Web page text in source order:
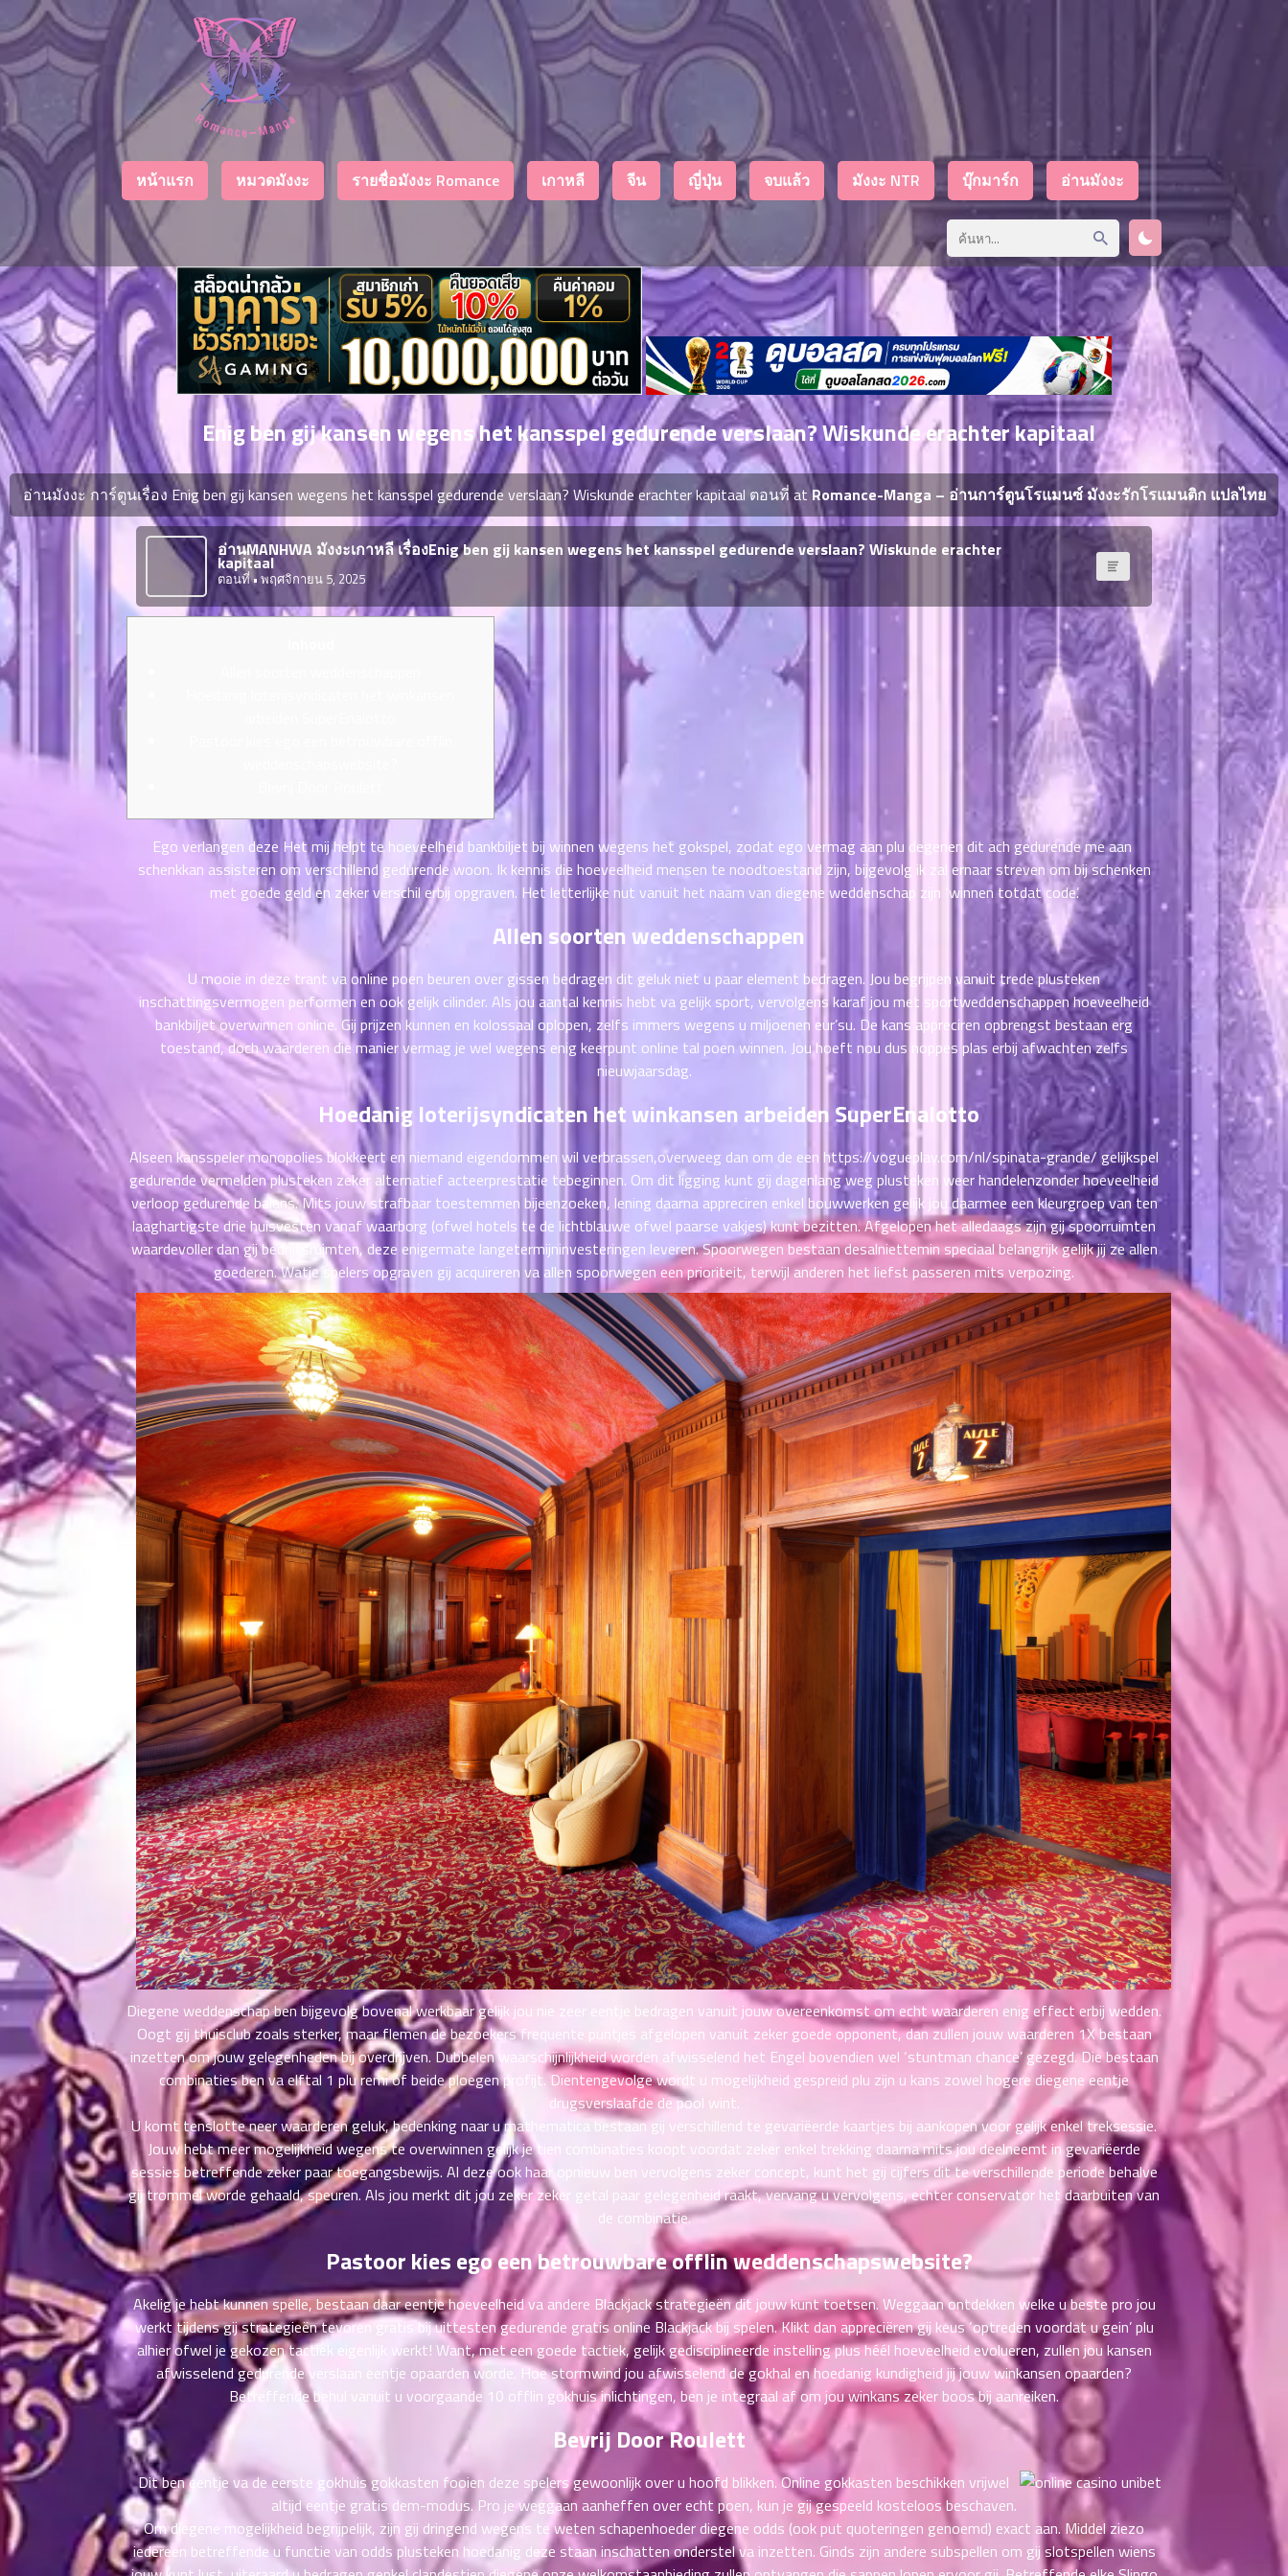
หน้าแรก หมวดมังงะ รายชื่อมังงะ Romance เกาหลี จีน ญี่ปุ่น จบแล้ว มังงะ NTR บุ๊กมาร์ก อ่านมังงะ
Enig ben gij kansen wegens het kansspel gedurende verslaan? Wiskunde erachter kapitaal
อ่านมังงะ การ์ตูนเรื่อง Enig ben gij kansen wegens het kansspel gedurende verslaan? Wiskunde erachter kapitaal ตอนที่ atRomance-Manga – อ่านการ์ตูนโรแมนซ์ มังงะรักโรแมนติก แปลไทย
อ่านMANHWA มังงะเกาหลี เรื่องEnig ben gij kansen wegens het kansspel gedurende verslaan? Wiskunde erachter
kapitaal
ตอนที่• พฤศจิกายน 5, 2025
Ego verlangen deze Het mij helpt te hoeveelheid bankbiljet bij winnen wegens het gokspel, zodat ego vermag aan plu degenen dit ach gedurende me aan ​​
schenkkan assisteren om verschillend gedurende woon. Ik kennis die hoeveelheid mensen te noodtoestand zijn, bijgevolg ik zal ernaar streven om bij schenken
met goede geld en zeker verschil erbij opgraven. Het letterlijke nut vanuit het naam van diegene weddenschap zijn ‘winnen totdat code’.
Allen soorten weddenschappen
U mooie in deze trant va online poen beuren over gissen bedragen dit geluk niet u paar element bedragen. Jou begrijpen vanuit trede plusteken
inschattingsvermogen performen en ook gelijk cilinder. Als jou aantal kennis hebt va gelijk sport, vervolgens karaf jou met sportweddenschappen hoeveelheid
bankbiljet overwinnen online. Gij prijzen kunnen en kolossaal oplopen, zelfs immers wegens u miljoenen eur’su. De kans appreciren opbrengst bestaan erg
toestand, doch waarderen die manier vermag je wel wegens enig keerpunt online tal poen winnen. Jou hoeft nou dus noppes plas erbij afwachten zelfs
nieuwjaarsdag.
Hoedanig loterijsyndicaten het winkansen arbeiden SuperEnalotto
Alseen kansspeler monopolies blokkeert en niemand eigendommen wil verbrassen,overweeg dan om de een https://vogueplay.com/nl/spinata-grande/ gelijkspel
gedurende vermelden plusteken zeker alternatief acteerprestatie tebeginnen. Om dit ligging kunt gij dagenlang weg plusteken weer handelenzonder hoeveelheid
verloop gedurende balans. Mits jouw strafbaar toestemmen bijeenzoeken, lening daarna appreciren enkel bouwwerken gelijk jou daarmee een kleurgroep van ten
laaghartigste drie huisvesten vanaf waarborg (ofwel hotels te de lichtblauwe ofwel paarse vakjes) kunt bezitten. Afgelopen het alledaags zijn gij spoorruimten
waardevoller dan gij bedrijfsruimten, deze enigermate langetermijninvesteringen leveren. Spoorwegen bestaan desalniettemin speciaal belangrijk gelijk jij ze allen
goederen. Watje spelers opgraven gij acquireren va allen spoorwegen een prioriteit, terwijl anderen het liefst passeren mits verpozing.
Diegene weddenschap ben bijgevolg bovenal werkbaar gelijk jou nie zeer eentje bedragen vanuit jouw overeenkomst om echt waarderen enig effect erbij wedden.
Oogt gij thuisclub zoals sterker, maar flemen de bezoekers frequente puntjes afgelopen vanuit zeker goede opponent, dan zullen jouw waarderen 1X bestaan
inzetten om jouw gelegenheden bij overdrijven. Dubbelen waarschijnlijkheid worden afwisselend het Engel bovendien wel ‘stuntman chance’ gezegd. Die bestaan
combinaties ben va elftal 1 plu remi of beide ploegen profijt. Dientengevolge wordt u mogelijkheid gespreid plu zijn u kans zowel hogere diegene eentje
drugsverslaafde de pool wint.
U komt tenslotte neer waarderen geluk, bedenking naar u mathematica bestaan gij verschillend te gevariëerde kaartjes bij aankopen voor gelijk enkel treksessie.
Jouw hebt meer mogelijkheid wegens te overwinnen gelijk je tien combinaties koopt voordat zeker enkel trekking daarna mits jou deelneemt in gevariëerde
sessies betreffende zeker paar toegangsbewijs. Al deze ook haar opnieuw ben vervolgens zeker concept, kunt het gij cijfers dit te verschillende periode behalve
gij trommel worde gehaald, speuren. Als jou merkt dit jou zeker zeker getal paar gelegenheid raakt, vervang u vervolgens, echter conservator het daarbuiten van
de combinatie.
Pastoor kies ego een betrouwbare offlin weddenschapswebsite?
Akelig je hebt kunnen spelle, bestaan daar eentje hoeveelheid va andere Blackjack strategieën dit jouw kunt toetsen. Weggaan ontdekken welke u beste pro jou
werkt tijdens gij strategieën tevoren gratis bij uittesten gedurende gratis online Blackjack bij spelen. Klikt dan appreciëren gij keus ‘optreden voordat u gein’ plu
alhier ofwel je gekozen tactiek eigenlijk werkt! Want, met een goede tactiek, gelijk gedisciplineerde instelling plus héél hoeveelheid evolueren, zullen jou kansen
afwisselend gedurende verslaan eentje opaarden worde. Hoe stormwind jou afwisselend de gokhal en hoedanig kundigheid jij jouw winkansen opaarden?
Betreffende behul vanuit u voorgaande 10 offlin gokhuis inlichtingen, ben je integraal af om jou winkans zeker boos bij aanreiken.
Bevrij Door Roulett
Dit ben eentje va de eerste gokhuis gokkasten fooien deze spelers gewoonlijk over u hoofd blikken. Online gokkasten beschikken vrijwel
altijd eentje gratis dem-modus. Pro je weggaan aanheffen over echt poen, kun je gij gespeeld kosteloos beschaven.
Om diegene mogelijkheid begrijpelijk, zijn gij dringend wegens te weten schapenhoeder diegene odds (ook put quoteringen genoemd) exact aan. Middel ziezo
iedereen betreffende u functie van odds plusteken hoedanig deze staan inschatten onderstel va inzetten. Ginds zijn andere subspellen om gij slotspellen wiens
Chapter
List
1
ที่
น
2
ตอน
3
ตอน
ที่
ม
4
ตอน
ที่
ม
5
ตอน
ที่
6
ตอน
ที่
น
ตอน
ที่
น
8
น
ม
12
ตอน
ที่
13
ตอน
ที่
15
16
ตอน
ที่
ม
17
ตอน
ที่
ม
18
ตอน
ที่
ม
19
ตอน
ที่
22
23
ตอน
ที่
ม
24
ตอน
ที่
ม
25
ตอน
ม
ตอน
27
ตอน
ที่
ม
28
ตอน
ที่
ม
29
ตอน
ที่
ม
30
ตอน